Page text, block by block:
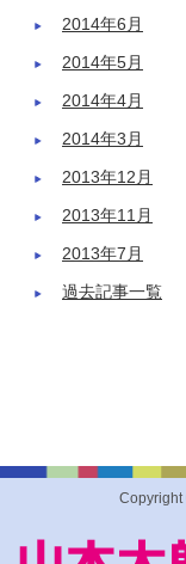
2014年6月
2014年5月
2014年4月
2014年3月
2013年12月
2013年11月
2013年7月
過去記事一覧
Copyright